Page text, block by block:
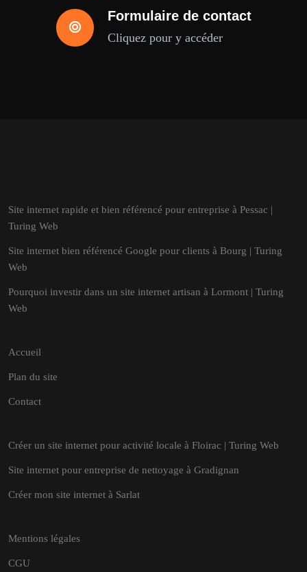
Formulaire de contact
Cliquez pour y accéder
Site internet rapide et bien référencé pour entreprise à Pessac |
Turing Web
Site internet bien référencé Google pour clients à Bourg | Turing
Web
Pourquoi investir dans un site internet artisan à Lormont | Turing
Web
Accueil
Plan du site
Contact
Créer un site internet pour activité locale à Floirac | Turing Web
Site internet pour entreprise de nettoyage à Gradignan
Créer mon site internet à Sarlat
Mentions légales
CGU